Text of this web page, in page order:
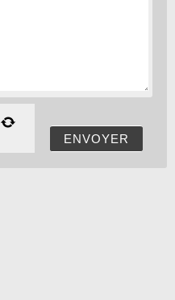
ENVOYER